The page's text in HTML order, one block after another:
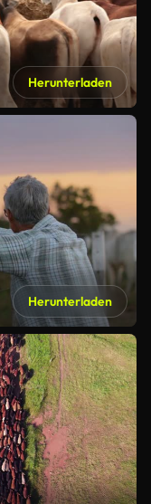
Herunterladen
Herunterladen